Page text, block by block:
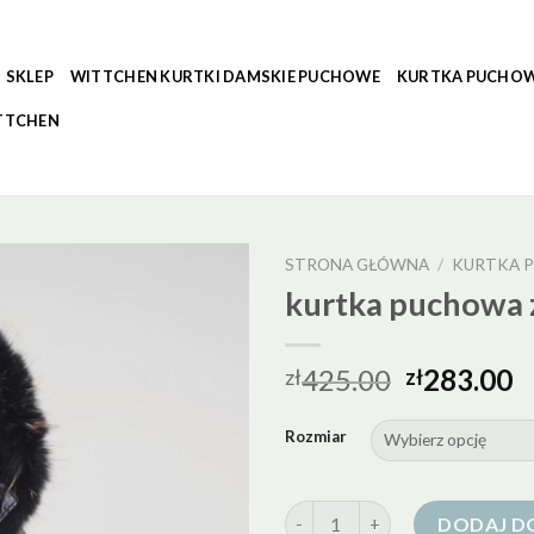
SKLEP WITTCHEN KURTKI DAMSKIE PUCHOWE KURTKA
STRONA GŁÓWNA / KURTKA
kurtka puchowa
zł425.00 zł283.00
Rozmiar
ilość kurtka puchowa zDODAJ